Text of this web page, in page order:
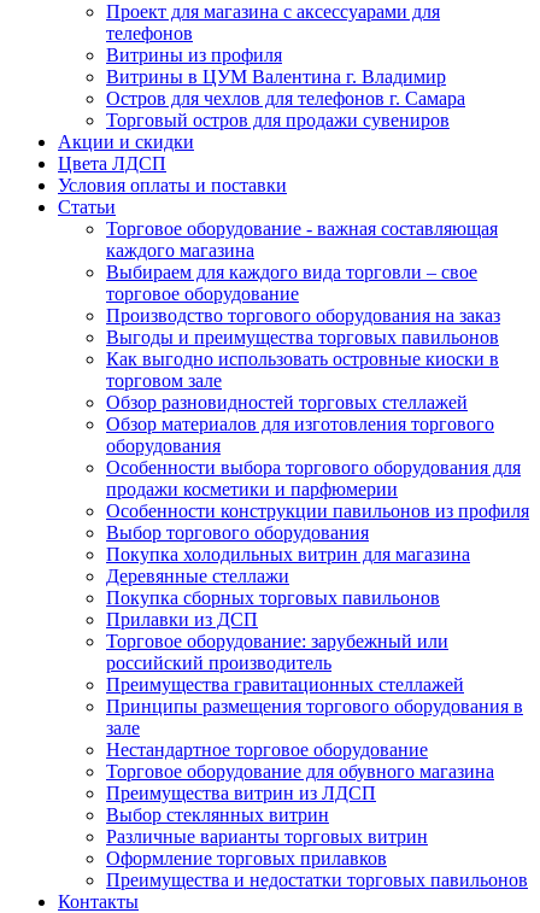
Проект для магазина с аксессуарами для
телефонов
Витрины из профиля
Витрины в ЦУМ Валентина г. Владимир
Остров для чехлов для телефонов г. Самара
Торговый остров для продажи сувениров
Акции и скидки
Цвета ЛДСП
Условия оплаты и поставки
Статьи
Торговое оборудование - важная составляющая
каждого магазина
Выбираем для каждого вида торговли – свое
торговое оборудование
Производство торгового оборудования на заказ
Выгоды и преимущества торговых павильонов
Как выгодно использовать островные киоски в
торговом зале
Обзор разновидностей торговых стеллажей
Обзор материалов для изготовления торгового
оборудования
Особенности выбора торгового оборудования для
продажи косметики и парфюмерии
Особенности конструкции павильонов из профиля
Выбор торгового оборудования
Покупка холодильных витрин для магазина
Деревянные стеллажи
Покупка сборных торговых павильонов
Прилавки из ДСП
Торговое оборудование: зарубежный или
российский производитель
Преимущества гравитационных стеллажей
Принципы размещения торгового оборудования в
зале
Нестандартное торговое оборудование
Торговое оборудование для обувного магазина
Преимущества витрин из ЛДСП
Выбор стеклянных витрин
Различные варианты торговых витрин
Оформление торговых прилавков
Преимущества и недостатки торговых павильонов
Контакты